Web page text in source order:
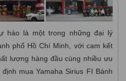
hào là một trong những đại lý
phố Hồ Chí Minh, với cam kết
lượng hàng đầu cùng nhiều ưu
mua Yamaha Sirius FI Bánh